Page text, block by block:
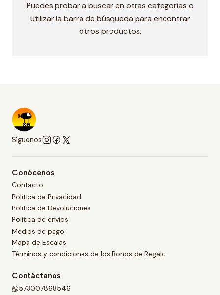
Puedes probar a buscar en otras categorías o
utilizar la barra de búsqueda para encontrar
otros productos.
Síguenos
Conócenos
Contacto
Política de Privacidad
Política de Devoluciones
Política de envíos
Medios de pago
Mapa de Escalas
Términos y condiciones de los Bonos de Regalo
Contáctanos
573007868546